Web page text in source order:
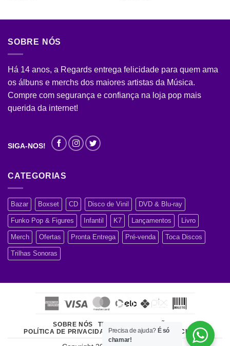
SOBRE NÓS
Há 14 anos, a Regards entrega felicidade para quem ama
os álbuns e merchs dos maiores artistas da Música.
Compre com segurança e confiança na loja pop mais
querida da internet!
SIGA-NOS!
CATEGORIAS
Bazar Boxset CD Disco de Vinil DVD & Blu-ray
Funko Pop & Figures Infantil K7 Lançamentos Livro
Merch Ofertas Pronta Entrega Pré-venda Toca Discos
Trilhas Sonoras
SOBRE NÓS
TERMOS E CONDIÇÕES
POLÍTICA DE PRIVACIDADE
ATENDIMENTO AO CLIENTE
Precisa de ajuda? É só
chamar!